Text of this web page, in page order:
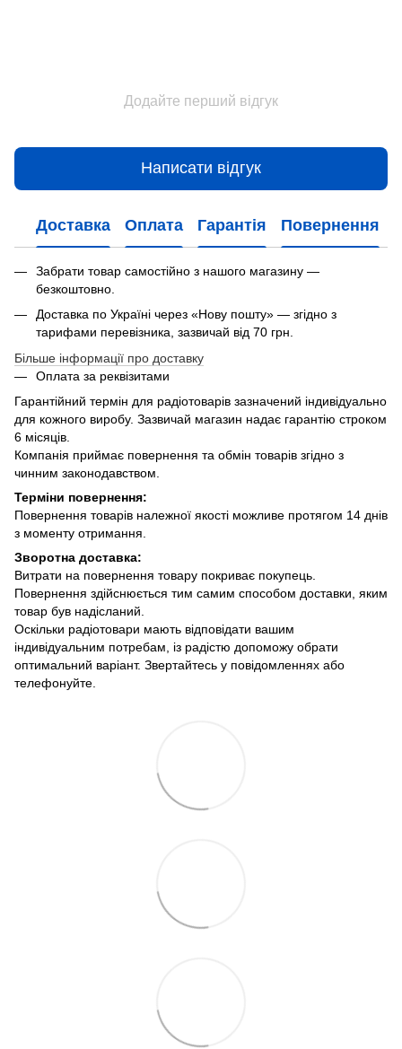
Додайте перший відгук
Написати відгук
Доставка Оплата Гарантія Повернення
Забрати товар самостійно з нашого магазину —
безкоштовно.
Доставка по Україні через «Нову пошту» — згідно з
тарифами перевізника, зазвичай від 70 грн.
Більше інформації про доставку
Оплата за реквізитами
Гарантійний термін для радіотоварів зазначений індивідуально
для кожного виробу. Зазвичай магазин надає гарантію строком
6 місяців.
Компанія приймає повернення та обмін товарів згідно з
чинним законодавством.
Терміни повернення:
Повернення товарів належної якості можливе протягом 14 днів
з моменту отримання.
Зворотна доставка:
Витрати на повернення товару покриває покупець.
Повернення здійснюється тим самим способом доставки, яким
товар був надісланий.
Оскільки радіотовари мають відповідати вашим
індивідуальним потребам, із радістю допоможу обрати
оптимальний варіант. Звертайтесь у повідомленнях або
телефонуйте.